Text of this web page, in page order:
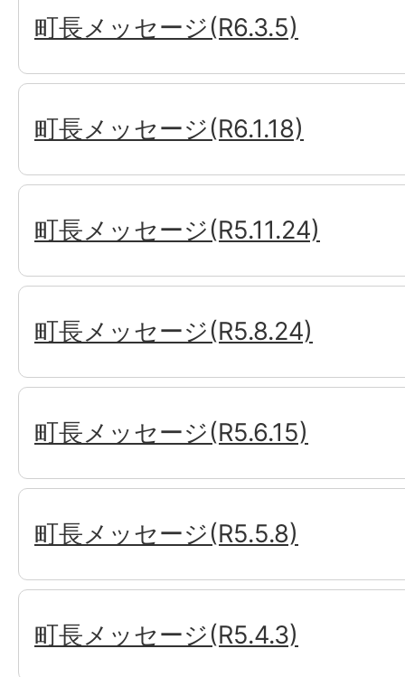
町長メッセージ(R6.3.5)
町長メッセージ(R6.1.18)
町長メッセージ(R5.11.24)
町長メッセージ(R5.8.24)
町長メッセージ(R5.6.15)
町長メッセージ(R5.5.8)
町長メッセージ(R5.4.3)